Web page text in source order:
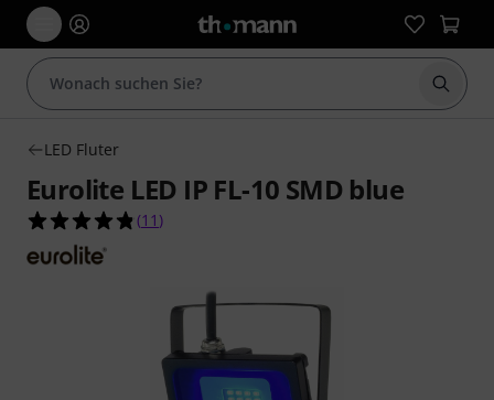
Suche
LED Fluter
Eurolite LED IP FL-10 SMD blue
4.8 von 5 Sternen aus 11 Kundenbewertungen
(11 )